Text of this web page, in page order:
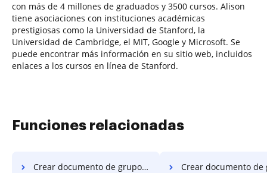
con más de 4 millones de graduados y 3500 cursos. Alison
tiene asociaciones con instituciones académicas
prestigiosas como la Universidad de Stanford, la
Universidad de Cambridge, el MIT, Google y Microsoft. Se
puede encontrar más información en su sitio web, incluidos
enlaces a los cursos en línea de Stanford.
Funciones relacionadas
Crear documento de grupos de botones de radio en el servidor Crear documento de grupos de botones de radio